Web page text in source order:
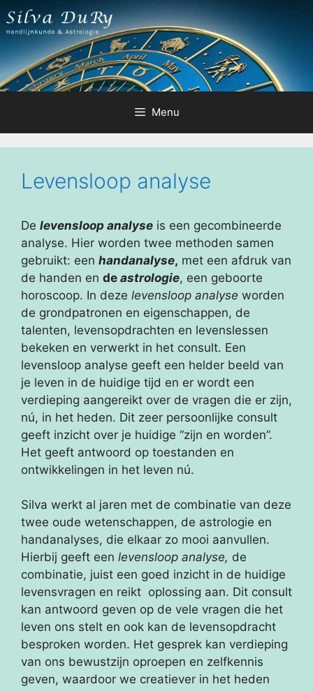
Ga
naar
inhoud
Menu
Levensloop analyse
De levensloop analyse is een gecombineerde
analyse. Hier worden twee methoden samen
gebruikt: een handanalyse, met een afdruk van
de handen en de astrologie, een geboorte
horoscoop. In deze levensloop analyse worden
de grondpatronen en eigenschappen, de
talenten, levensopdrachten en levenslessen
bekeken en verwerkt in het consult. Een
levensloop analyse geeft een helder beeld van
je leven in de huidige tijd en er wordt een
verdieping aangereikt over de vragen die er zijn,
nú, in het heden. Dit zeer persoonlijke consult
geeft inzicht over je huidige “zijn en worden”.
Het geeft antwoord op toestanden en
ontwikkelingen in het leven nú.
Silva werkt al jaren met de combinatie van deze
twee oude wetenschappen, de astrologie en
handanalyses, die elkaar zo mooi aanvullen.
Hierbij geeft een levensloop analyse, de
combinatie, juist een goed inzicht in de huidige
levensvragen en reikt oplossing aan. Dit consult
kan antwoord geven op de vele vragen die het
leven ons stelt en ook kan de levensopdracht
besproken worden. Het gesprek kan verdieping
van ons bewustzijn oproepen en zelfkennis
geven, waardoor we creatiever in het heden